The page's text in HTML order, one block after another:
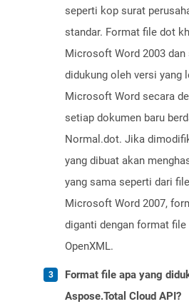
seperti kop surat
standar. Format file dot
Microsoft Word 2003 dan
didukung oleh versi yang
Microsoft Word secara
setiap dokumen baru
Normal.dot. Jika
yang dibuat akan
yang sama seperti dari
Microsoft Word 2007,
diganti dengan format
OpenXML.
Format file apa yang
Aspose.Total Cloud API?